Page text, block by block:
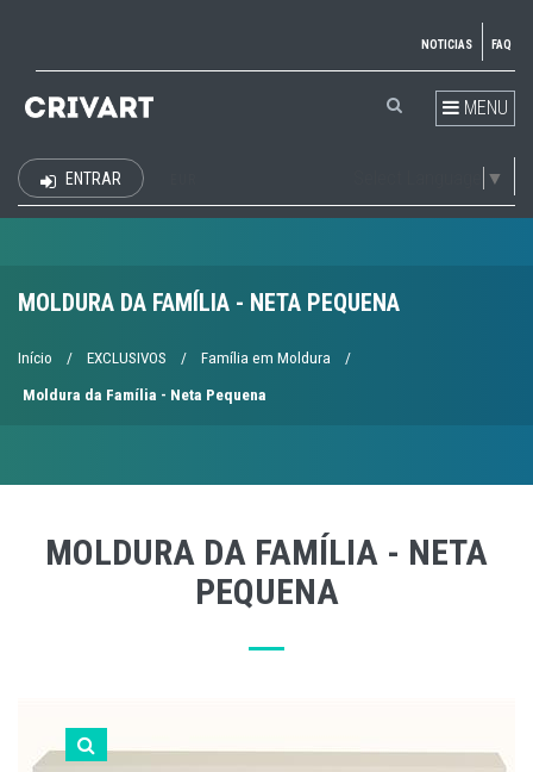
NOTICIAS FAQ
MENU
▼
ENTRAR
MOLDURA DA FAMÍLIA - NETA PEQUENA
Início / EXCLUSIVOS / Família em Moldura /
Moldura da Família - Neta Pequena
MOLDURA DA FAMÍLIA - NETA
PEQUENA